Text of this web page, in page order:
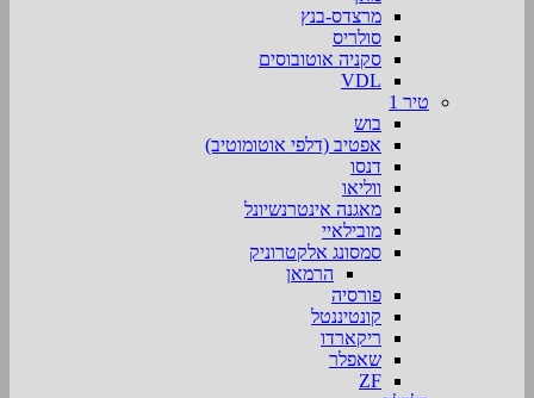
מרצדס-בנץ
סולריס
סקניה אוטובוסים
VDL
טיר 1
בוש
אפטיב (דלפי אוטומוטיב)
דנסו
ווליאו
מאגנה אינטרנשיונל
מובילאיי
סמסונג אלקטרוניק
הרמאן
פורסיה
קונטיננטל
ריקארדו
שאפלר
ZF